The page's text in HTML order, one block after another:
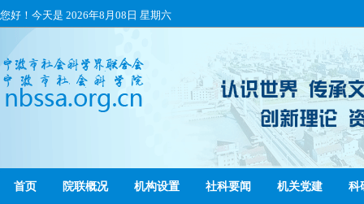
您好！今天是 2026年8月08日 星期六
首页 院联概况 机构设置 社科要闻 机关党建 科